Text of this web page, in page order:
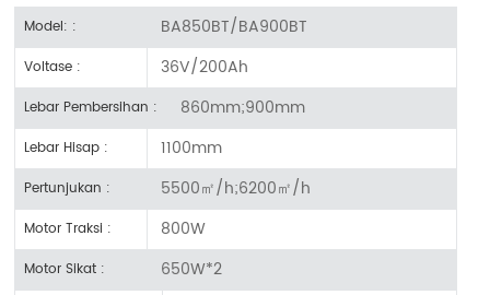
Model: : BA850BT/BA900BT
Voltase : 36V/200Ah
Lebar Pembersihan : 860mm;900mm
Lebar Hisap : 1100mm
Pertunjukan : 5500㎡/h;6200㎡/h
Motor Traksi : 800W
Motor Sikat : 650W*2